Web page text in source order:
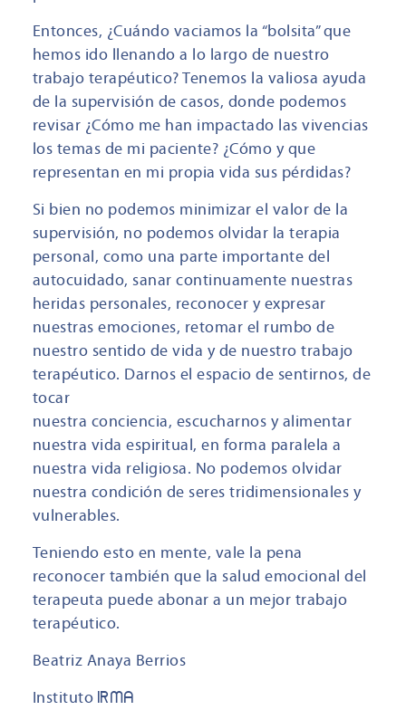
Entonces, ¿Cuándo vaciamos la “bolsita” que
hemos ido llenando a lo largo de nuestro
trabajo terapéutico? Tenemos la valiosa ayuda
de la supervisión de casos, donde podemos
revisar ¿Cómo me han impactado las vivencias
los temas de mi paciente? ¿Cómo y que
representan en mi propia vida sus pérdidas?
Si bien no podemos minimizar el valor de la
supervisión, no podemos olvidar la terapia
personal, como una parte importante del
autocuidado, sanar continuamente nuestras
heridas personales, reconocer y expresar
nuestras emociones, retomar el rumbo de
nuestro sentido de vida y de nuestro trabajo
terapéutico. Darnos el espacio de sentirnos, de
tocar
nuestra conciencia, escucharnos y alimentar
nuestra vida espiritual, en forma paralela a
nuestra vida religiosa. No podemos olvidar
nuestra condición de seres tridimensionales y
vulnerables.
Teniendo esto en mente, vale la pena
reconocer también que la salud emocional del
terapeuta puede abonar a un mejor trabajo
terapéutico.
Beatriz Anaya Berrios
Instituto IRMA